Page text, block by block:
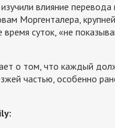
влияние
Моргенталера,
суток, «не
о том, что каждый
частью, особенно